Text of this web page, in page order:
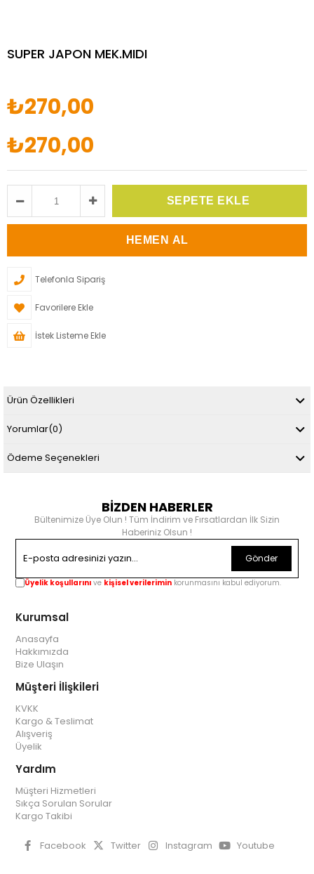
SUPER JAPON MEK.MIDI
₺270,00
₺270,00
Telefonla Sipariş
Favorilere Ekle
İstek Listeme Ekle
Ürün Özellikleri
Yorumlar(0)
Ödeme Seçenekleri
BİZDEN HABERLER
Bültenimize Üye Olun ! Tüm İndirim ve Fırsatlardan İlk Sizin
Haberiniz Olsun !
Gönder
Üyelik koşullarını ve kişisel verilerimin korunmasını kabul ediyorum.
Kurumsal
Anasayfa
Hakkımızda
Bize Ulaşın
Müşteri İlişkileri
KVKK
Kargo & Teslimat
Alışveriş
Üyelik
Yardım
Müşteri Hizmetleri
Sıkça Sorulan Sorular
Kargo Takibi
Facebook Twitter Instagram Youtube